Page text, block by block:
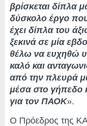
βρίσκεται δίπλα
δύσκολο έργο
έχει δίπλα του
ξεκινά σε μία
θέλω να ευχηθώ
καλό και
από την πλευρά
μέσα στο γήπεδο
για τον ΠΑΟΚ».
Ο Πρόεδρος της